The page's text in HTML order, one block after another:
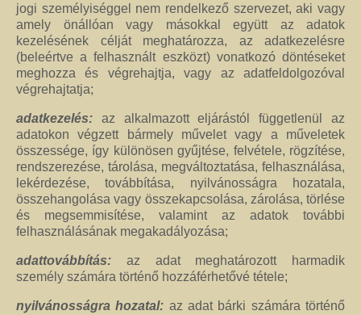
jogi személyiséggel nem rendelkező szervezet, aki vagy
amely önállóan vagy másokkal együtt az adatok
kezelésének célját meghatározza, az adatkezelésre
(beleértve a felhasznált eszközt) vonatkozó döntéseket
meghozza és végrehajtja, vagy az adatfeldolgozóval
végrehajtatja;
adatkezelés: az alkalmazott eljárástól függetlenül az
adatokon végzett bármely művelet vagy a műveletek
összessége, így különösen gyűjtése, felvétele, rögzítése,
rendszerezése, tárolása, megváltoztatása, felhasználása,
lekérdezése, továbbítása, nyilvánosságra hozatala,
összehangolása vagy összekapcsolása, zárolása, törlése
és megsemmisítése, valamint az adatok további
felhasználásának megakadályozása;
adattovábbítás: az adat meghatározott harmadik
személy számára történő hozzáférhetővé tétele;
nyilvánosságra hozatal: az adat bárki számára történő